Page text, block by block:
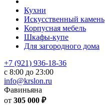
Кухни
Искусственный камень
Корпусная мебель
Шкафы-купе
Для загородного дома
+7 (921) 936-18-36
с 8:00 до 23:00
info@krslon.ru
Фавиньяна
от 305 000 ₽